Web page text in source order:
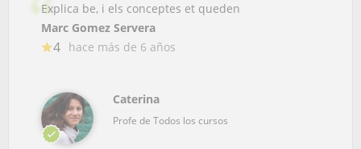
Explica be, i els conceptes et queden
Marc Gomez Servera
4 hace más de 6 años
Caterina
Profe de Todos los cursos